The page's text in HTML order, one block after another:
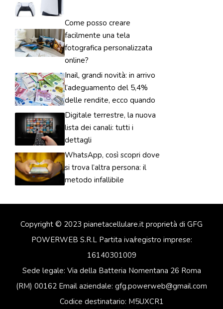
Come posso creare
facilmente una tela
fotografica personalizzata
online?
Inail, grandi novità: in arrivo
l’adeguamento del 5,4%
delle rendite, ecco quando
Digitale terrestre, la nuova
lista dei canali: tutti i
dettagli
WhatsApp, così scopri dove
si trova l’altra persona: il
metodo infallibile
Copyright © 2023 pianetacellulare.it proprietà di GFG
POWERWEB S.R.L Partita iva/registro imprese:
16140301009
Sede legale: Via della Batteria Nomentana 26 Roma
(RM) 00162 Email aziendale: gfg.powerweb@gmail.com
Codice destinatario: M5UXCR1